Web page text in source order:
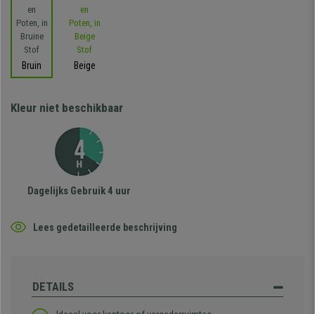
Bruin Beige
Kleur niet beschikbaar
Dagelijks Gebruik 4 uur
Lees gedetailleerde beschrijving
DETAILS